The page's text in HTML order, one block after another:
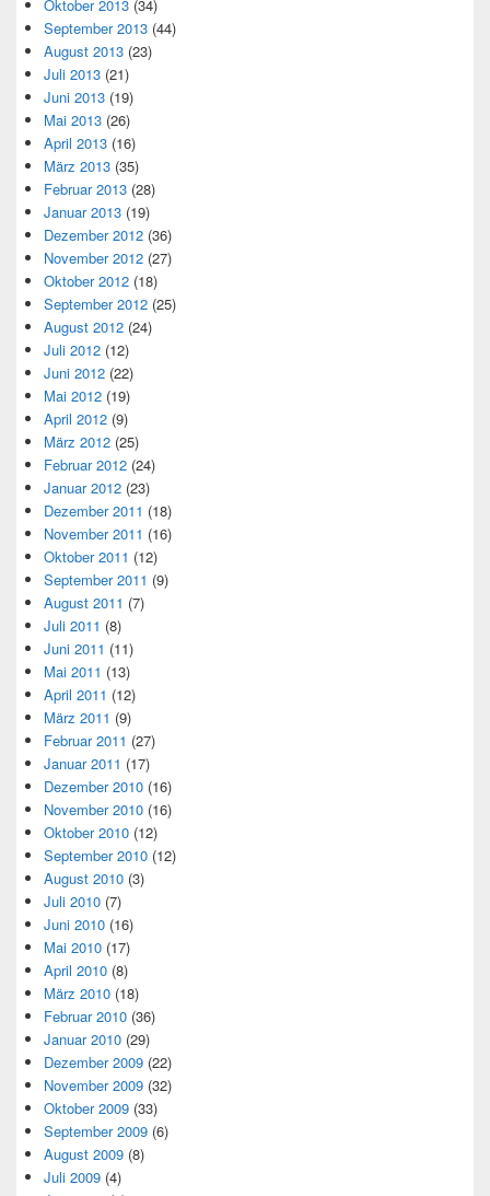
Oktober 2013 (34)
September 2013 (44)
August 2013 (23)
Juli 2013 (21)
Juni 2013 (19)
Mai 2013 (26)
April 2013 (16)
März 2013 (35)
Februar 2013 (28)
Januar 2013 (19)
Dezember 2012 (36)
November 2012 (27)
Oktober 2012 (18)
September 2012 (25)
August 2012 (24)
Juli 2012 (12)
Juni 2012 (22)
Mai 2012 (19)
April 2012 (9)
März 2012 (25)
Februar 2012 (24)
Januar 2012 (23)
Dezember 2011 (18)
November 2011 (16)
Oktober 2011 (12)
September 2011 (9)
August 2011 (7)
Juli 2011 (8)
Juni 2011 (11)
Mai 2011 (13)
April 2011 (12)
März 2011 (9)
Februar 2011 (27)
Januar 2011 (17)
Dezember 2010 (16)
November 2010 (16)
Oktober 2010 (12)
September 2010 (12)
August 2010 (3)
Juli 2010 (7)
Juni 2010 (16)
Mai 2010 (17)
April 2010 (8)
März 2010 (18)
Februar 2010 (36)
Januar 2010 (29)
Dezember 2009 (22)
November 2009 (32)
Oktober 2009 (33)
September 2009 (6)
August 2009 (8)
Juli 2009 (4)